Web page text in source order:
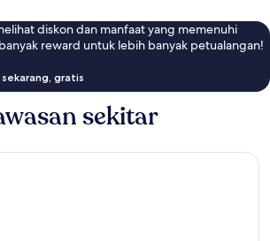
diskon dan manfaat yang memenuhi
reward untuk lebih banyak petualangan!
gratis
sekitar